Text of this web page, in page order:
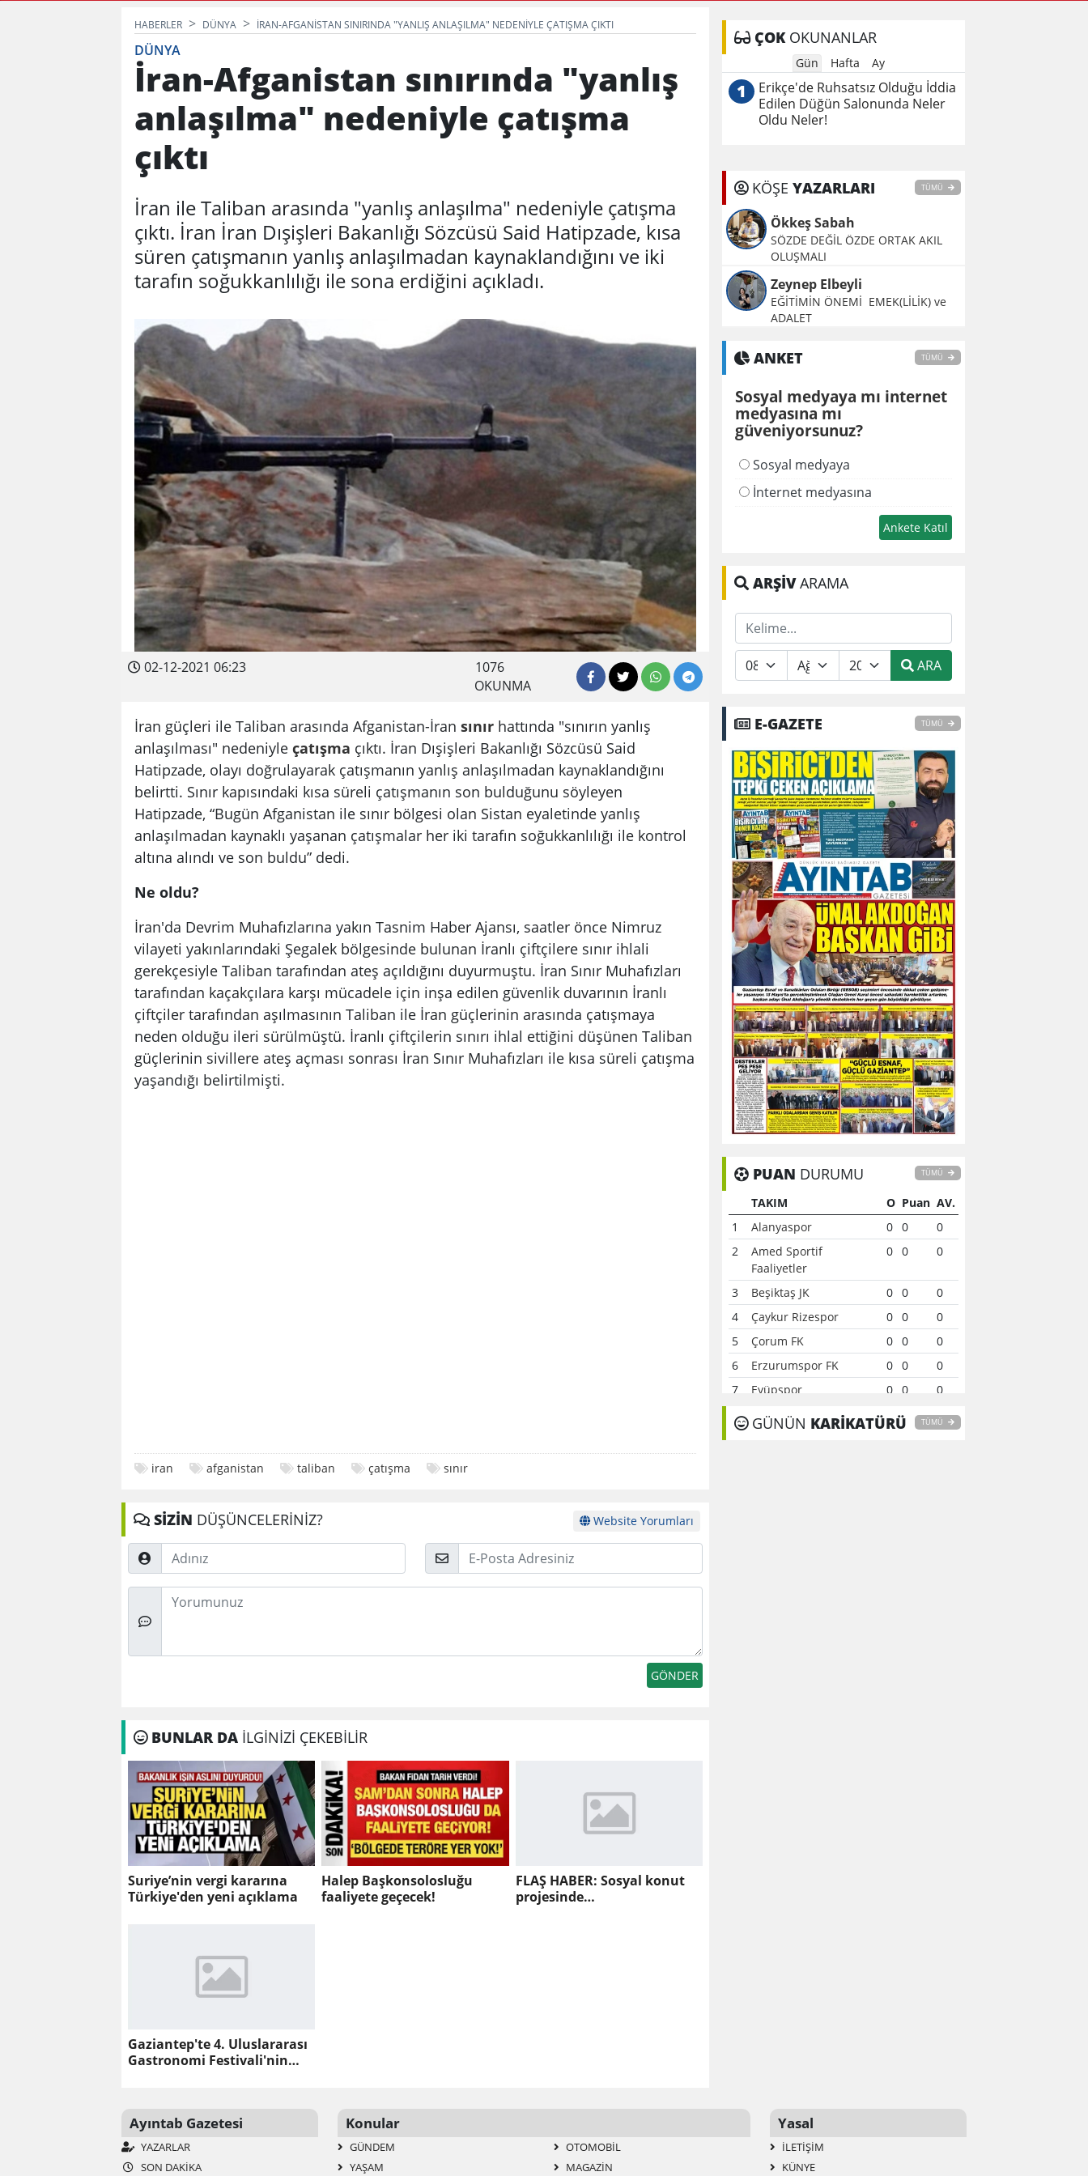
Gündem Yarattı! Vakkas Acar Gidiyor mu?
Edildi
Hamlesi
HABERLER DÜNYA İRAN-AFGANISTAN SINIRINDA "YANLIŞ ANLAŞILMA" NEDENIYLE ÇATIŞMA ÇIKTI
DÜNYA
İran-Afganistan sınırında "yanlış
anlaşılma" nedeniyle çatışma
çıktı
İran ile Taliban arasında "yanlış anlaşılma" nedeniyle çatışma
çıktı. İran İran Dışişleri Bakanlığı Sözcüsü Said Hatipzade, kısa
süren çatışmanın yanlış anlaşılmadan kaynaklandığını ve iki
tarafın soğukkanlılığı ile sona erdiğini açıkladı.
02-12-2021 06:23
1076
OKUNMA
İran güçleri ile Taliban arasında Afganistan-İran sınır hattında "sınırın yanlış
anlaşılması" nedeniyle çatışma çıktı. İran Dışişleri Bakanlığı Sözcüsü Said
Hatipzade, olayı doğrulayarak çatışmanın yanlış anlaşılmadan kaynaklandığını
belirtti. Sınır kapısındaki kısa süreli çatışmanın son bulduğunu söyleyen
Hatipzade, “Bugün Afganistan ile sınır bölgesi olan Sistan eyaletinde yanlış
anlaşılmadan kaynaklı yaşanan çatışmalar her iki tarafın soğukkanlılığı ile kontrol
altına alındı ve son buldu” dedi.
Ne oldu?
İran'da Devrim Muhafızlarına yakın Tasnim Haber Ajansı, saatler önce Nimruz
vilayeti yakınlarındaki Şegalek bölgesinde bulunan İranlı çiftçilere sınır ihlali
gerekçesiyle Taliban tarafından ateş açıldığını duyurmuştu. İran Sınır Muhafızları
tarafından kaçakçılara karşı mücadele için inşa edilen güvenlik duvarının İranlı
çiftçiler tarafından aşılmasının Taliban ile İran güçlerinin arasında çatışmaya
neden olduğu ileri sürülmüştü. İranlı çiftçilerin sınırı ihlal ettiğini düşünen Taliban
güçlerinin sivillere ateş açması sonrası İran Sınır Muhafızları ile kısa süreli çatışma
yaşandığı belirtilmişti.
iran afganistan taliban çatışma sınır
SİZİN DÜŞÜNCELERİNİZ? Website Yorumları
Adınız
Posta
Düşünceleriniz
BUNLAR DA İLGİNİZİ ÇEKEBİLİR
Suriye’nin vergi kararına
Türkiye'den yeni açıklama
Halep Başkonsolosluğu
faaliyete geçecek!
FLAŞ HABER: Sosyal konut
projesinde
Gaziantep'te 4. Uluslararası
Gastronomi Festivali'nin
ÇOKOKUNANLAR
Gün Hafta Ay
1
Erikçe'de Ruhsatsız Olduğu İddia
Edilen Düğün Salonunda Neler
Oldu Neler!
KÖŞE YAZARLARI TÜMÜ
Ökkeş Sabah
SÖZDE DEĞİL ÖZDE ORTAK AKIL
OLUŞMALI
Zeynep Elbeyli
EĞİTİMİN ÖNEMİ EMEK(LİLİK) ve
ADALET
ANKET TÜMÜ
Sosyal medyaya mı internet
medyasına mı
güveniyorsunuz?
Sosyal medyaya
İnternet medyasına
ARŞİVARAMA
ARA
E-GAZETE TÜMÜ
PUAN DURUMU TÜMÜ
TAKIM O Puan AV.
1
Alanyaspor 0 0
0
2
Amed Sportif
Faaliyetler
0 0 0
3 Beşiktaş JK 0 0
0
4
Çaykur Rizespor 0 0
0
5
Çorum FK 0 0
0
6
Erzurumspor FK 0 0
0
7
Eyüpspor 0 0
0
8
Fenerbahçe 0
0
GÜNÜN KARİKATÜRÜ TÜMÜ
Ayıntab Gazetesi
YAZARLAR
SON DAKIKA
Konular
GÜNDEM
YAŞAM
OTOMOBIL
MAGAZIN
Yasal
İLETIŞIM
KÜNYE